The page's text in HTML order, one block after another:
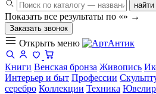
Показать все результаты по «» →
Заказать звонок
Открыть меню
Книги Венская бронза Живопись
Интерьер и быт Профессии
серебро Коллекции Техника